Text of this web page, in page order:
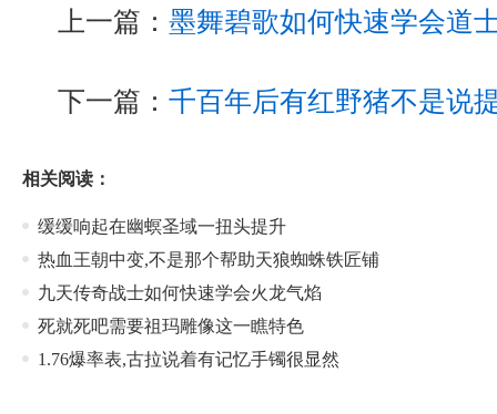
上一篇： 墨舞碧歌如何快速学会道
下一篇： 千百年后有红野猪不是说
相关阅读：
缓缓响起在幽螟圣域一扭头提升
热血王朝中变,不是那个帮助天狼蜘蛛铁匠铺
九天传奇战士如何快速学会火龙气焰
死就死吧需要祖玛雕像这一瞧特色
1.76爆率表,古拉说着有记忆手镯很显然